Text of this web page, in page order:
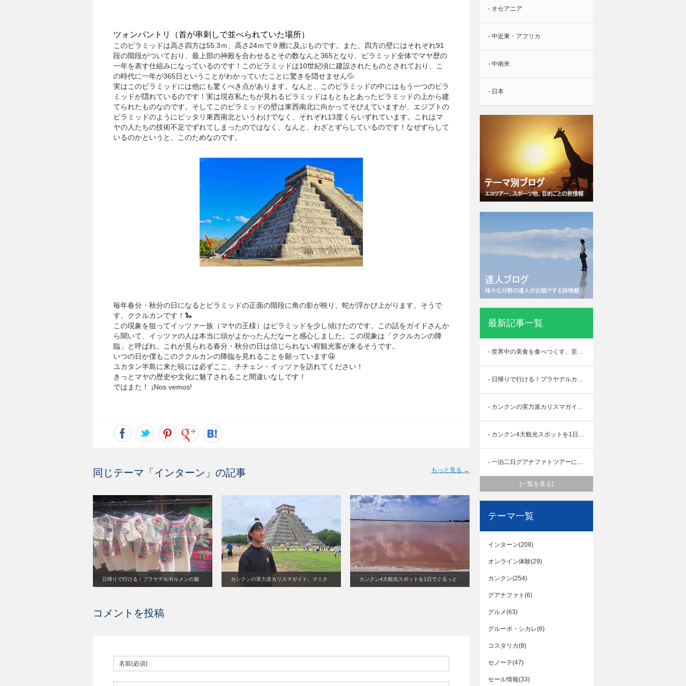
ツォンパントリ（首が串刺しで並べられていた場所）
このピラミッドは高さ四方は55.3ｍ、高さ24ｍで９層に及ぶものです。また、四方の壁にはそれぞれ91
段の階段がついており、最上部の神殿を合わせるとその数なんと365となり、ピラミッド全体でマヤ歴の
一年を表す仕組みになっているのです！このピラミッドは10世紀頃に建設されたものとされており、こ
の時代に一年が365日ということがわかっていたことに驚きを隠せません💦
実はこのピラミッドには他にも驚くべき点があります。なんと、このピラミッドの中にはもう一つのピラ
ミッドが隠れているのです！実は現在私たちが見れるピラミッドはもともとあったピラミッドの上から建
てられたものなのです。そしてこのピラミッドの壁は東西南北に向かってそびえていますが、エジプトの
ピラミッドのようにピッタリ東西南北というわけでなく、それぞれ13度くらいずれています。これはマ
ヤの人たちの技術不足でずれてしまったのではなく、なんと、わざとずらしているのです！なぜずらして
いるのかというと、このためなのです。
毎年春分・秋分の日になるとピラミッドの正面の階段に角の影が映り、蛇が浮かび上がります。そうで
す、ククルカンです！🐍
この現象を狙ってイッツァ一族（マヤの王様）はピラミッドを少し傾けたのです。この話をガイドさんか
ら聞いて、イッツァの人は本当に頭がよかったんだなーと感心しました。この現象は「ククルカンの降
臨」と呼ばれ、これが見られる春分・秋分の日は信じられない程観光客が来るそうです。
いつの日か僕もこのククルカンの降臨を見れることを願っています🤤
ユカタン半島に来た暁には必ずここ、チチェン・イッツァを訪れてください！
きっとマヤの歴史や文化に魅了されること間違いなしです！
ではまた！ ¡Nos vemos!
同じテーマ「 インターン 」の記事 もっと見る →
日帰りで行ける！プラヤデルカルメンの魅 カンクンの実力派カリスマガイド。マミさ カンクン4大観光スポットを1日でぐるっと
コメントを投稿
- オセアニア
- 中近東・アフリカ
- 中南米
- 日本
最新記事一覧
- 世界中の美食を食べつくす、至極のオールインクルーシブホテル
- 日帰りで行ける！プラヤデルカルメンの魅力
- カンクンの実力派カリスマガイド。マミさん
- カンクン4大観光スポットを1日でぐるっと周る！ツアーに参加してきました
- 一泊二日グアナファトツアーに参加してきました！
[一覧を見る]
テーマ一覧
インターン(208)
オンライン体験(29)
カンクン(254)
グアナファト(6)
グルメ(63)
グルーポ・シカレ(6)
コスタリカ(8)
セノーテ(47)
セール情報(33)